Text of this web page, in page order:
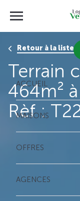
ACCUEIL
MAISONS
OFFRES
AGENCES
Retour à la liste
Terrain
464m²
Rèf :